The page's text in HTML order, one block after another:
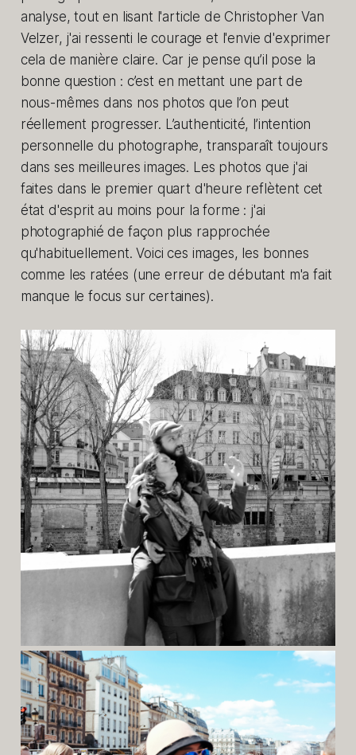
analyse, tout en lisant l'article de Christopher Van
Velzer, j'ai ressenti le courage et l'envie d'exprimer
cela de manière claire. Car je pense qu’il pose la
bonne question : c’est en mettant une part de
nous-mêmes dans nos photos que l’on peut
réellement progresser. L’authenticité, l’intention
personnelle du photographe, transparaît toujours
dans ses meilleures images. Les photos que j'ai
faites dans le premier quart d'heure reflètent cet
état d'esprit au moins pour la forme : j'ai
photographié de façon plus rapprochée
qu'habituellement. Voici ces images, les bonnes
comme les ratées (une erreur de débutant m'a fait
manque le focus sur certaines).